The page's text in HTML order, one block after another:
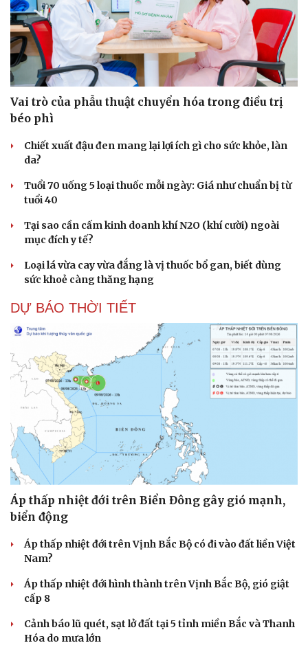
Cải chính
Vai trò của phẫu thuật chuyển hóa trong điều trị
béo phì
Chiết xuất đậu đen mang lại lợi ích gì cho sức khỏe, làn
da?
Tuổi 70 uống 5 loại thuốc mỗi ngày: Giá như chuẩn bị từ
tuổi 40
Tại sao cần cấm kinh doanh khí N2O (khí cười) ngoài
mục đích y tế?
Loại lá vừa cay vừa đắng là vị thuốc bổ gan, biết dùng
sức khoẻ càng thăng hạng
DỰ BÁO THỜI TIẾT
Áp thấp nhiệt đới trên Biển Đông gây gió mạnh,
biển động
Áp thấp nhiệt đới trên Vịnh Bắc Bộ có đi vào đất liền Việt
Nam?
Áp thấp nhiệt đới hình thành trên Vịnh Bắc Bộ, gió giật
cấp 8
Cảnh báo lũ quét, sạt lở đất tại 5 tỉnh miền Bắc và Thanh
Hóa do mưa lớn